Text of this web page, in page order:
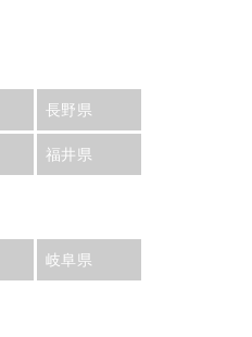
長野県
福井県
岐阜県